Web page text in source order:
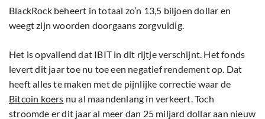
BlackRock beheert in totaal zo’n 13,5 biljoen dollar en
weegt zijn woorden doorgaans zorgvuldig.
Het is opvallend dat IBIT in dit rijtje verschijnt. Het fonds
levert dit jaar toe nu toe een negatief rendement op. Dat
heeft alles te maken met de pijnlijke correctie waar de
Bitcoin koers nu al maandenlang in verkeert. Toch
stroomde er dit jaar al meer dan 25 miljard dollar aan nieuw